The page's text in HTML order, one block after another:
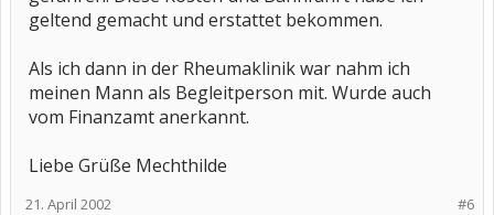
geltend gemacht und erstattet bekommen.
Als ich dann in der Rheumaklinik war nahm ich
meinen Mann als Begleitperson mit. Wurde auch
vom Finanzamt anerkannt.
Liebe Grüße Mechthilde
#6
21. April 2002